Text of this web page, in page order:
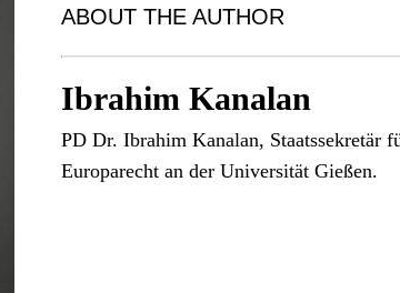
ABOUT THE AUTHOR
Ibrahim Kanalan
PD Dr. Ibrahim Kanalan, Staatssekretär
Europarecht an der Universität Gießen.